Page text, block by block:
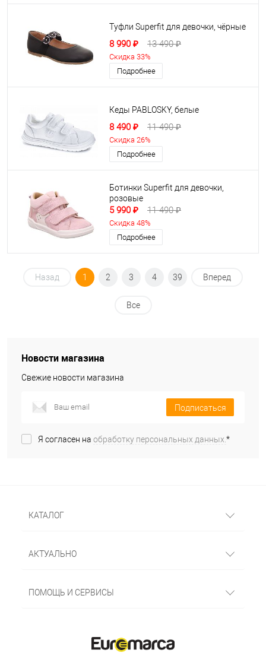
Туфли Superfit для девочки, чёрные
8 990 ₽ 13 490 ₽
Скидка 33%
Подробнее
Кеды PABLOSKY, белые
8 490 ₽ 11 490 ₽
Скидка 26%
Подробнее
Ботинки Superfit для девочки,
розовые
5 990 ₽ 11 490 ₽
Скидка 48%
Подробнее
Назад 1 2 3 4 39 Вперед
Все
Новости магазина
Свежие новости магазина
Подписаться
Я согласен на обработку персональных данных.*
КАТАЛОГ
АКТУАЛЬНО
ПОМОЩЬ И СЕРВИСЫ